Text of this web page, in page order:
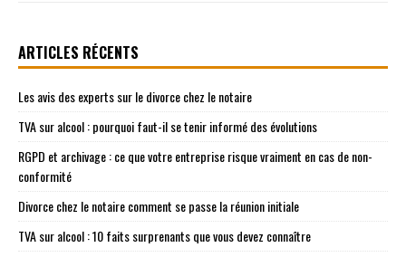
ARTICLES RÉCENTS
Les avis des experts sur le divorce chez le notaire
TVA sur alcool : pourquoi faut-il se tenir informé des évolutions
RGPD et archivage : ce que votre entreprise risque vraiment en cas de non-
conformité
Divorce chez le notaire comment se passe la réunion initiale
TVA sur alcool : 10 faits surprenants que vous devez connaître